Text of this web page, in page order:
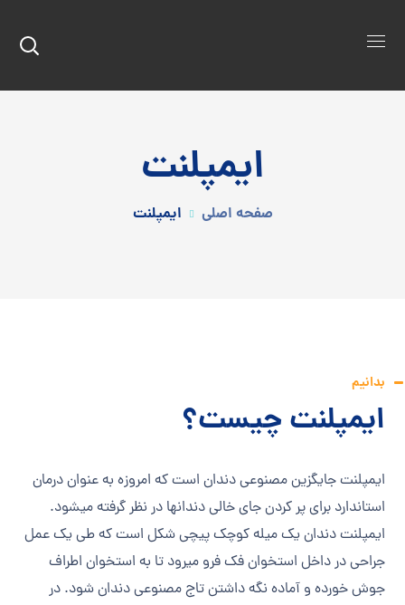
ایمپلنت
صفحه اصلی ایمپلنت
بدانیم
ایمپلنت چیست؟
ایمپلنت جایگزین مصنوعی دندان است که امروزه به عنوان درمان
استاندارد برای پر کردن جای خالی دندانها در نظر گرفته میشود.
ایمپلنت دندان یک میله کوچک پیچی شکل است که طی یک عمل
جراحی در داخل استخوان فک فرو میرود تا به استخوان اطراف
جوش خورده و آماده نگه داشتن تاج مصنوعی دندان شود. در